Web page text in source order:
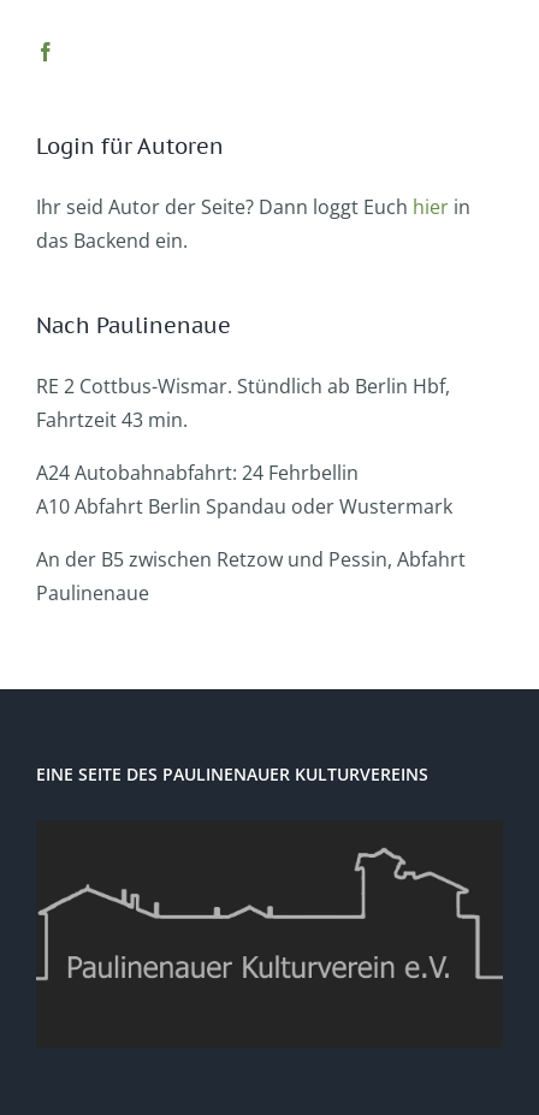
Login für Autoren
Ihr seid Autor der Seite? Dann loggt Euch hier in
das Backend ein.
Nach Paulinenaue
RE 2 Cottbus-Wismar. Stündlich ab Berlin Hbf,
Fahrtzeit 43 min.
A24 Autobahnabfahrt: 24 Fehrbellin
A10 Abfahrt Berlin Spandau oder Wustermark
An der B5 zwischen Retzow und Pessin, Abfahrt
Paulinenaue
EINE SEITE DES PAULINENAUER KULTURVEREINS